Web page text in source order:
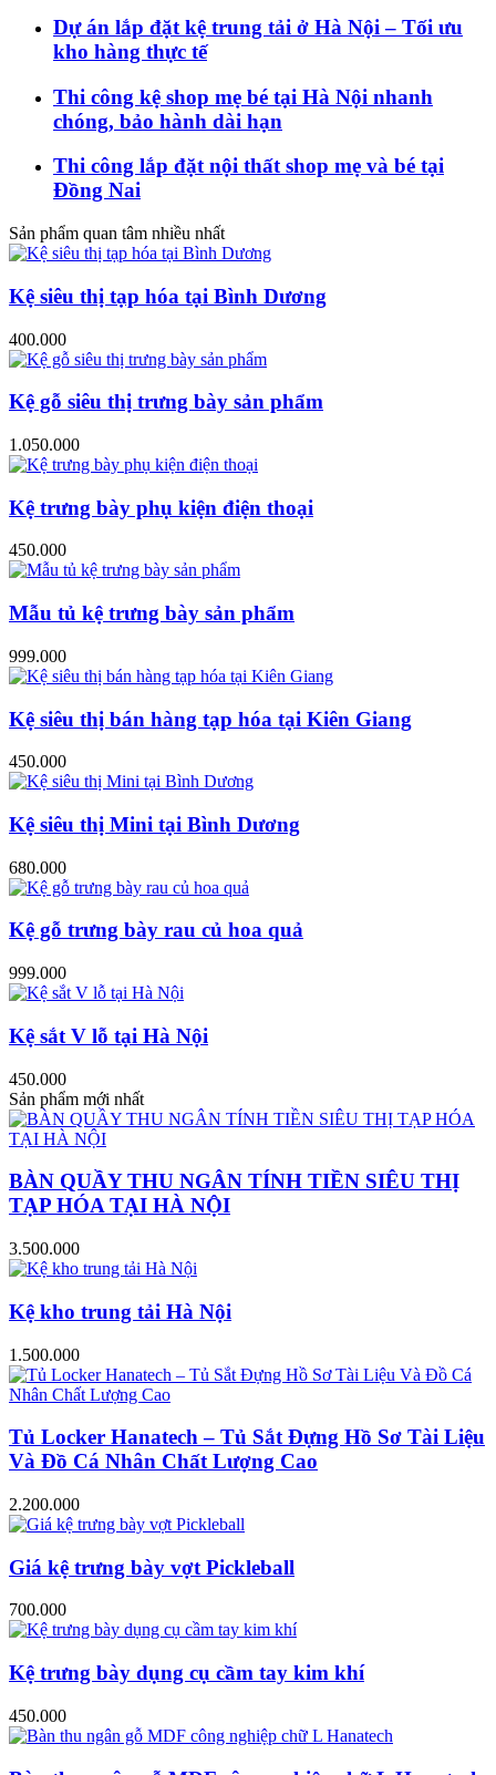
Dự án lắp đặt kệ trung tải ở Hà Nội – Tối ưu
kho hàng thực tế
Thi công kệ shop mẹ bé tại Hà Nội nhanh
chóng, bảo hành dài hạn
Thi công lắp đặt nội thất shop mẹ và bé tại
Đồng Nai
Sản phẩm quan tâm nhiều nhất
Kệ siêu thị tạp hóa tại Bình Dương
400.000
Kệ gỗ siêu thị trưng bày sản phẩm
1.050.000
Kệ trưng bày phụ kiện điện thoại
450.000
Mẫu tủ kệ trưng bày sản phẩm
999.000
Kệ siêu thị bán hàng tạp hóa tại Kiên Giang
450.000
Kệ siêu thị Mini tại Bình Dương
680.000
Kệ gỗ trưng bày rau củ hoa quả
999.000
Kệ sắt V lỗ tại Hà Nội
450.000
Sản phẩm mới nhất
BÀN QUẦY THU NGÂN TÍNH TIỀN SIÊU THỊ
TẠP HÓA TẠI HÀ NỘI
3.500.000
Kệ kho trung tải Hà Nội
1.500.000
Tủ Locker Hanatech – Tủ Sắt Đựng Hồ Sơ Tài Liệu
Và Đồ Cá Nhân Chất Lượng Cao
2.200.000
Giá kệ trưng bày vợt Pickleball
700.000
Kệ trưng bày dụng cụ cầm tay kim khí
450.000